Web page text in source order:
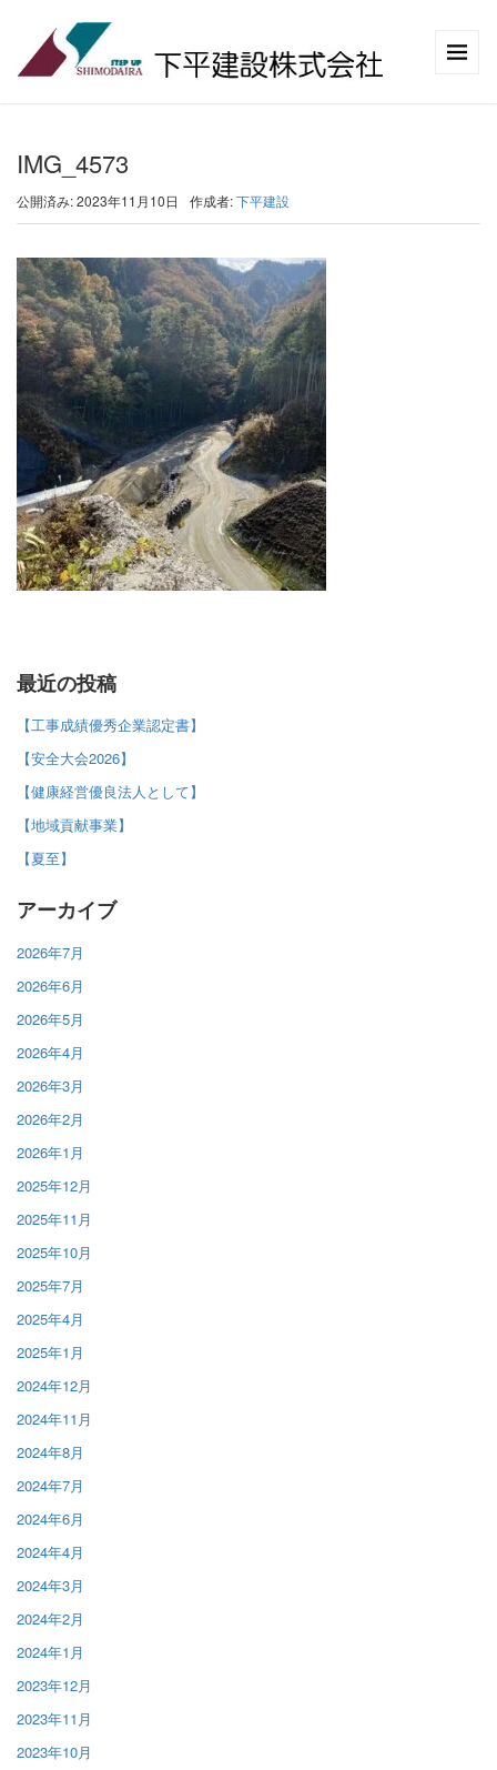
IMG_4573
公開済み: 2023年11月10日 作成者:下平建設
最近の投稿
【工事成績優秀企業認定書】
【安全大会2026】
【健康経営優良法人として】
【地域貢献事業】
【夏至】
アーカイブ
2026年7月
2026年6月
2026年5月
2026年4月
2026年3月
2026年2月
2026年1月
2025年12月
2025年11月
2025年10月
2025年7月
2025年4月
2025年1月
2024年12月
2024年11月
2024年8月
2024年7月
2024年6月
2024年4月
2024年3月
2024年2月
2024年1月
2023年12月
2023年11月
2023年10月